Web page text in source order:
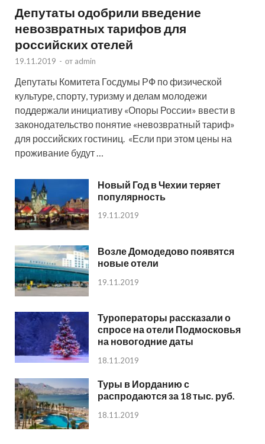
Депутаты одобрили введение
невозвратных тарифов для
российских отелей
19.11.2019 - от admin
Депутаты Комитета Госдумы РФ по физической
культуре, спорту, туризму и делам молодежи
поддержали инициативу «Опоры России» ввести в
законодательство понятие «невозвратный тариф»
для российских гостиниц. «Если при этом цены на
проживание будут …
Новый Год в Чехии теряет
популярность
19.11.2019
Возле Домодедово появятся
новые отели
19.11.2019
Туроператоры рассказали о
спросе на отели Подмосковья
на новогодние даты
18.11.2019
Туры в Иорданию с
распродаются за 18 тыс. руб.
18.11.2019